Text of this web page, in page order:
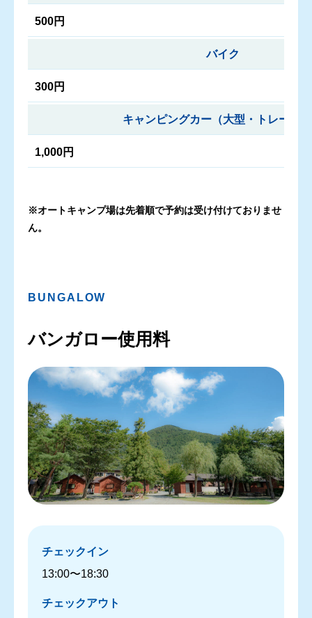
500円
バイク
300円
キャンピングカー（大型・トレーラ
1,000円
※オートキャンプ場は先着順で予約は受け付けておりませ
ん。
BUNGALOW
バンガロー使用料
チェックイン
13:00〜18:30
チェックアウト